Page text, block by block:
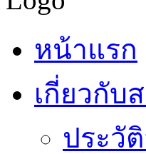
หน้าแรก
เกี่ยวกับ
ประวั